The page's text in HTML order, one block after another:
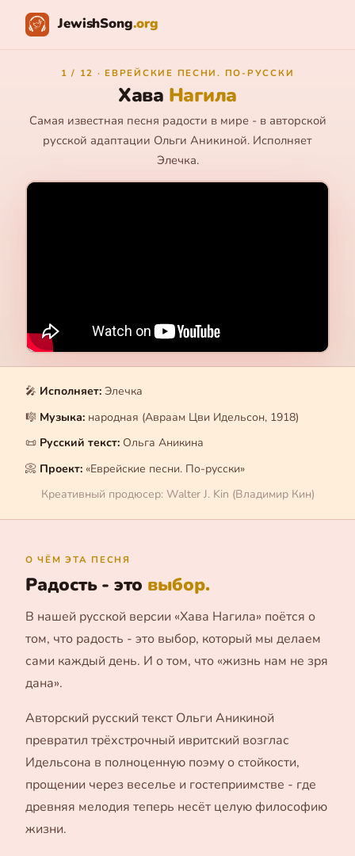
JewishSong.org
1 / 12 · ЕВРЕЙСКИЕ ПЕСНИ. ПО-РУССКИ
Хава Нагила
Самая известная песня радости в мире - в авторской
русской адаптации Ольги Аникиной. Исполняет
Элечка.
🎤 Исполняет: Элечка
🎼 Музыка: народная (Авраам Цви Идельсон, 1918)
📜 Русский текст: Ольга Аникина
📀 Проект: «Еврейские песни. По-русски»
Креативный продюсер: Walter J. Kin (Владимир Кин)
О ЧЁМ ЭТА ПЕСНЯ
Радость - это выбор.
В нашей русской версии «Хава Нагила» поётся о
том, что радость - это выбор, который мы делаем
сами каждый день. И о том, что «жизнь нам не зря
дана».
Авторский русский текст Ольги Аникиной
превратил трёхстрочный ивритский возглас
Идельсона в полноценную поэму о стойкости,
прощении через веселье и гостеприимстве - где
древняя мелодия теперь несёт целую философию
жизни.